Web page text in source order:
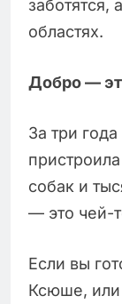
заботятся,
областях.
Добро —
За три
собак и
— это чей-
Если вы
Ксюше,